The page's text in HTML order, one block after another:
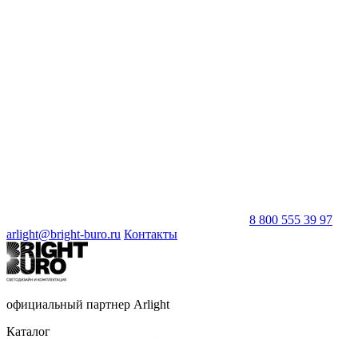
8 800 555 39 97
arlight@bright-buro.ru Контакты
официальный партнер Arlight
Каталог